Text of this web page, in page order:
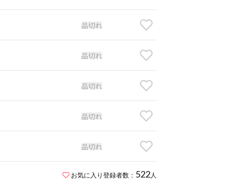
品切れ
品切れ
品切れ
品切れ
品切れ
お気に入り登録者数： 522 人